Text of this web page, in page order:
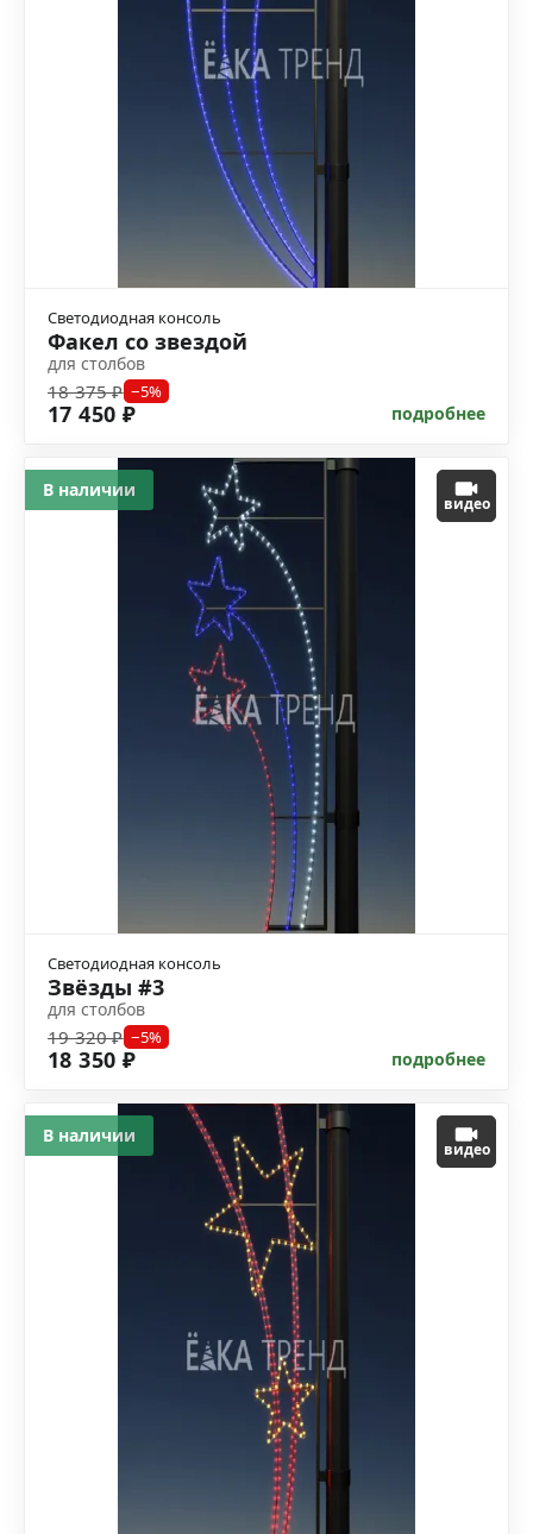
Светодиодная консоль
Факел со звездой
для столбов
18 375 ₽ −5%
17 450 ₽ подробнее
видео
Светодиодная консоль
Звёзды #3
для столбов
19 320 ₽ −5%
18 350 ₽ подробнее
В наличии
видео
В наличии